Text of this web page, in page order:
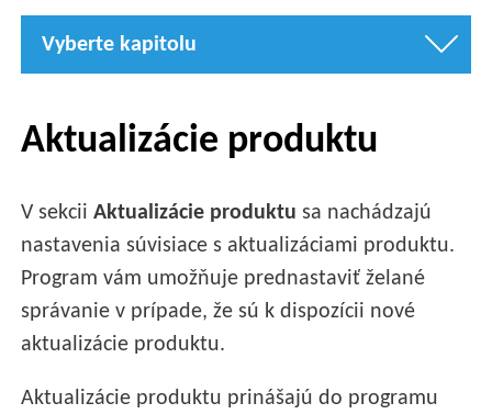
Vyberte kapitolu
Aktualizácie produktu
V sekciiAktualizácie produktu sa nachádzajú
nastavenia súvisiace s aktualizáciami produktu.
Program vám umožňuje prednastaviť želané
správanie v prípade, že sú k dispozícii nové
aktualizácie produktu.
Aktualizácie produktu prinášajú do programu